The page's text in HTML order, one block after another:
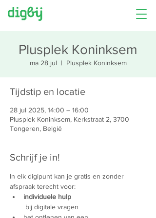
Plusplek Koninksem
ma 28 jul
  |
Plusplek Koninksem
Tijdstip en locatie
28 jul 2025, 14:00 – 16:00
Plusplek Koninksem, Kerkstraat 2, 3700
Tongeren, België
Schrijf je in!
In elk digipunt kan je gratis en zonder
afspraak terecht voor:
individuele hulp
bij digitale vragen